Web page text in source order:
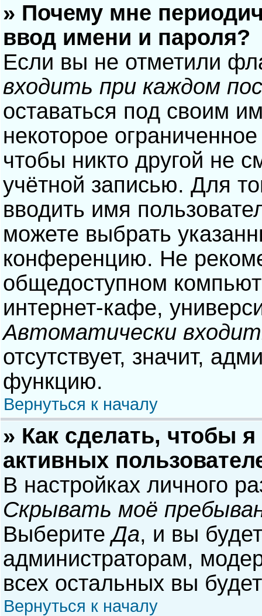
» Почему мне
ввод имени и пароля?
Если вы не отметили
входить при каждом
оставаться под своим
некоторое
чтобы никто другой не
учётной записью. Для
вводить имя
можете выбрать
конференцию. Не
общедоступном
интернет-кафе,
Автоматически
отсутствует, значит,
функцию.
Вернуться к началу
» Как сделать, чтобы
активных
В настройках личного
Скрывать моё
ВыберитеДа, и вы
администраторам,
всех остальных вы
Вернуться к началу